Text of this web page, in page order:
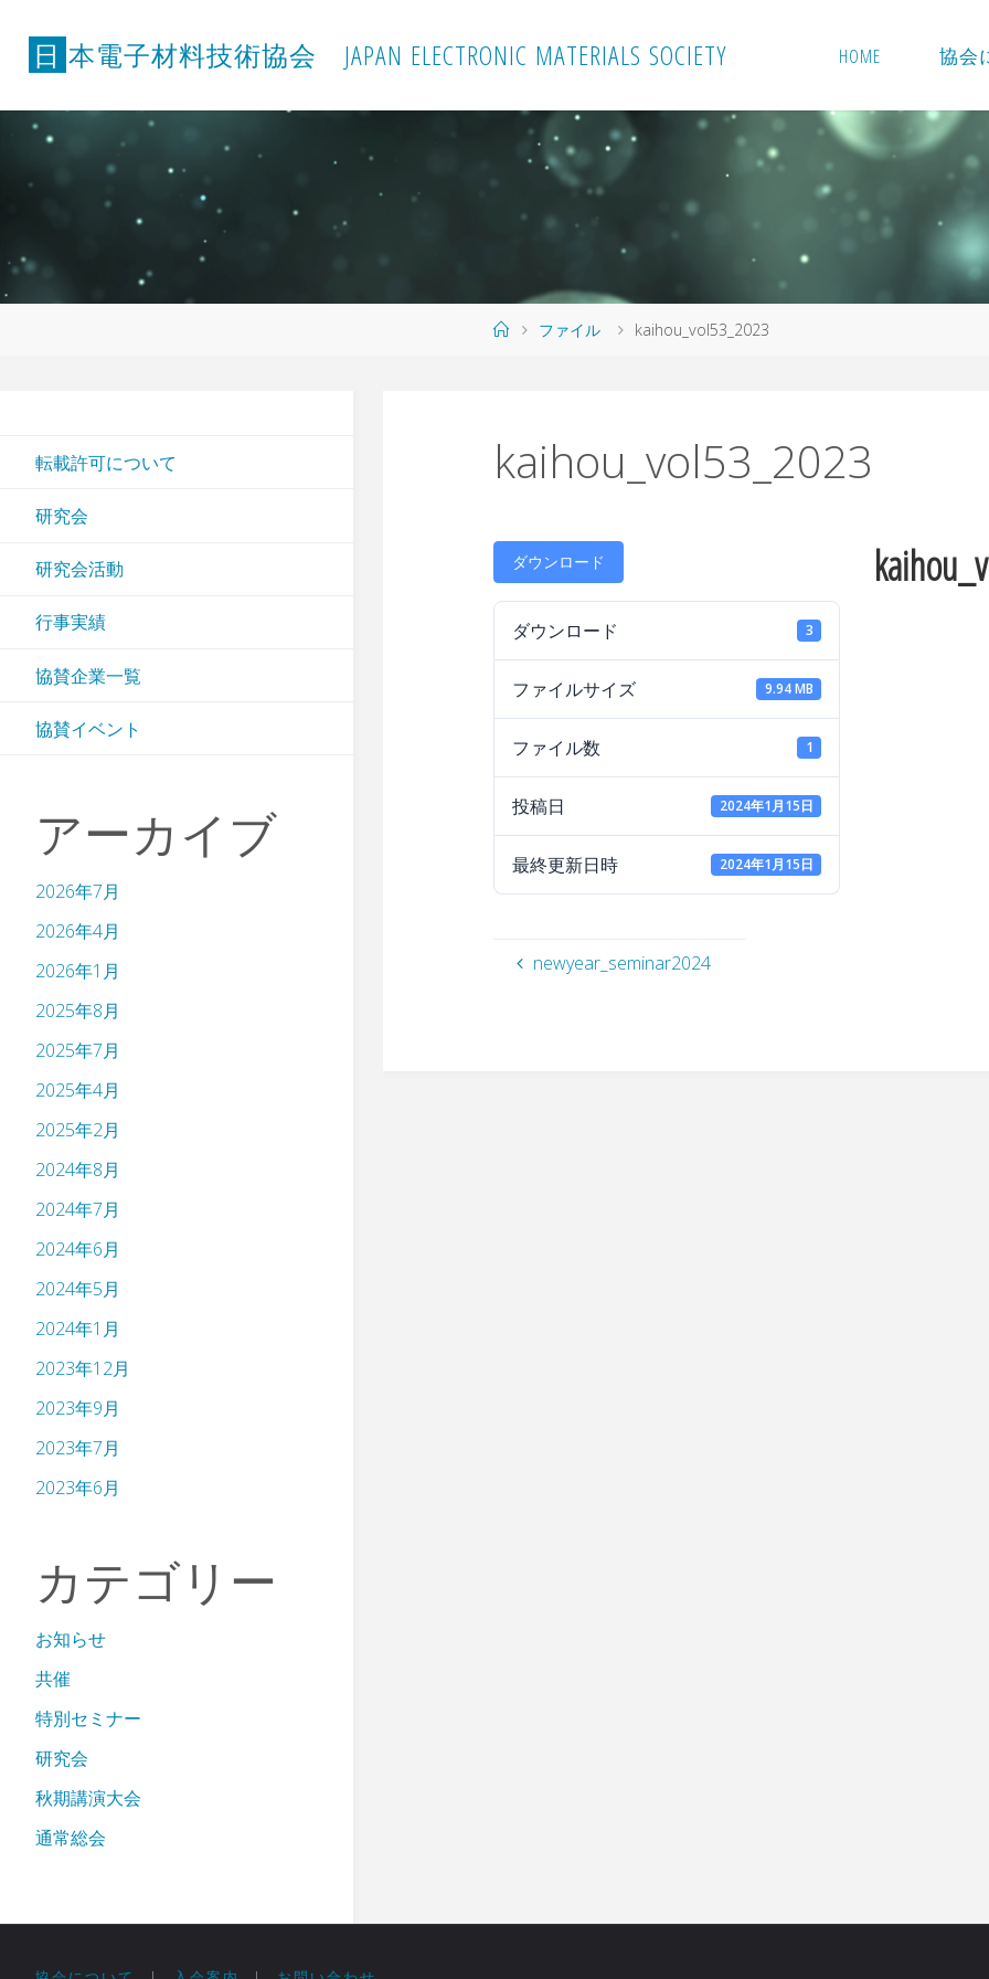
ン
ッ
プ
日 本電子材料技術協会 JAPAN ELECTRONIC MATERIALS SOCIETY HOME 協会
ホ
ファイル kaihou_vol53_2023
kaihou_vol53_2023
ダウンロード
ダウンロード 3
ファイルサイズ 9.94 MB
ファイル数 1
投稿日 2024年1月15日
最終更新日時 2024年1月15日
newyear_seminar2024
転載許可について
研究会
研究会活動
行事実績
協賛企業一覧
協賛イベント
アーカイブ
2026年7月
2026年4月
2026年1月
2025年8月
2025年7月
2025年4月
2025年2月
2024年8月
2024年7月
2024年6月
2024年5月
2024年1月
2023年12月
2023年9月
2023年7月
2023年6月
カテゴリー
お知らせ
共催
特別セミナー
研究会
秋期講演大会
通常総会